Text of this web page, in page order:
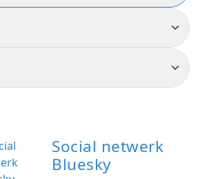
Social netwerk
Bluesky